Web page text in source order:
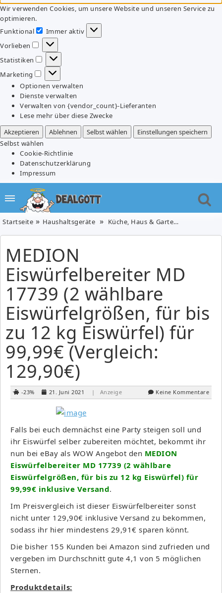
Wir verwenden Cookies, um unsere Website und unseren Service zu
optimieren.
Funktional
Funktional
Immer aktiv
Vorlieben
Vorlieben
Statistiken
Statistiken
Marketing
Marketing
Optionen verwalten
Dienste verwalten
Verwalten von {vendor_count}-Lieferanten
Lese mehr über diese Zwecke
Akzeptieren
Ablehnen Selbst wählen
Einstellungen speichern
Selbst wählen
Cookie-Richtlinie
Datenschutzerklärung
Impressum
Startseite Haushaltsgeräte Küche, Haus & Garten
MEDION
Eiswürfelbereiter MD
17739 (2 wählbare
Eiswürfelgrößen, für bis
zu 12 kg Eiswürfel) für
99,99€ (Vergleich:
129,90€)
-23% 21. Juni 2021 | Anzeige Keine Kommentare
Falls bei euch demnächst eine Party steigen soll und
ihr Eiswürfel selber zubereiten möchtet, bekommt ihr
nun bei eBay als WOW Angebot den MEDION
Eiswürfelbereiter MD 17739 (2 wählbare
Eiswürfelgrößen, für bis zu 12 kg Eiswürfel) für
99,99€ inklusive Versand.
Im Preisvergleich ist dieser Eiswürfelbereiter sonst
nicht unter 129,90€ inklusive Versand zu bekommen,
sodass ihr hier mindestens 29,91€ sparen könnt.
Die bisher 155 Kunden bei Amazon sind zufrieden und
vergeben im Durchschnitt gute 4,1 von 5 möglichen
Sternen.
Produktdetails: